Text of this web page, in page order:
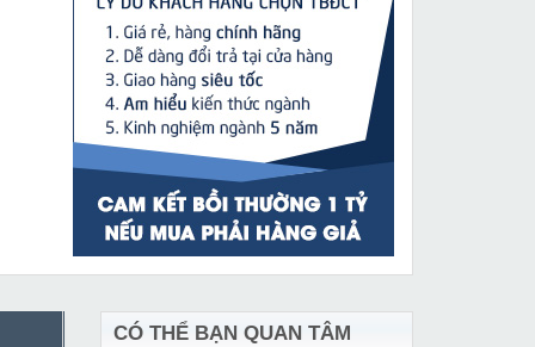
CÓ THỂ BẠN QUAN TÂM
MUA NGAY
Máy khoan từ Kamiko
DJC30-E điều chỉnh tốc
độ
4,990,000 VNĐ
5,690,000 VNĐ
MUA NGAY
Máy hút bụi DCA
AVC15
1,879,000 VNĐ
2,390,000 VNĐ
Mũi khoan rút lõi bê
tông 3 đoạn